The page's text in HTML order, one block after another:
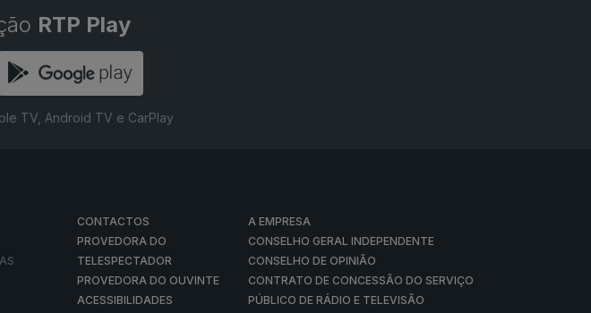
RTP Play
TV, Android TV e CarPlay
CONTACTOS
PROVEDORA DO
TELESPECTADOR
PROVEDORA DO OUVINTE
ACESSIBILIDADES
A EMPRESA
CONSELHO GERAL INDEPENDENTE
CONSELHO DE OPINIÃO
CONTRATO DE CONCESSÃO DO SERVIÇO
PÚBLICO DE RÁDIO E TELEVISÃO